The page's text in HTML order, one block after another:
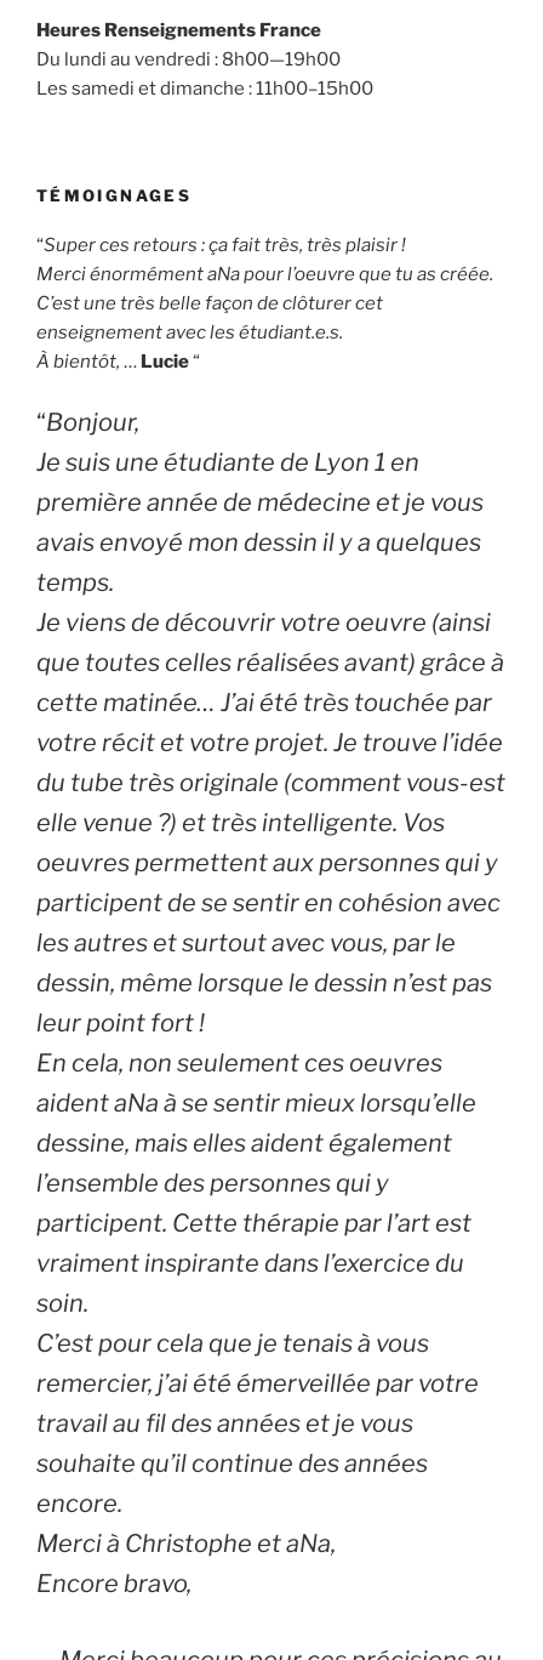
Heures Renseignements France
Du lundi au vendredi : 8h00—19h00
Les samedi et dimanche : 11h00–15h00
TÉMOIGNAGES
“Super ces retours : ça fait très, très plaisir !
Merci énormément aNa pour l’oeuvre que tu as créée.
C’est une très belle façon de clôturer cet
enseignement avec les étudiant.e.s.
À bientôt, … Lucie“
“Bonjour,
Je suis une étudiante de Lyon 1 en
première année de médecine et je vous
avais envoyé mon dessin il y a quelques
temps.
Je viens de découvrir votre oeuvre (ainsi
que toutes celles réalisées avant) grâce à
cette matinée… J’ai été très touchée par
votre récit et votre projet. Je trouve l’idée
du tube très originale (comment vous-est
elle venue ?) et très intelligente. Vos
oeuvres permettent aux personnes qui y
participent de se sentir en cohésion avec
les autres et surtout avec vous, par le
dessin, même lorsque le dessin n’est pas
leur point fort !
En cela, non seulement ces oeuvres
aident aNa à se sentir mieux lorsqu’elle
dessine, mais elles aident également
l’ensemble des personnes qui y
participent. Cette thérapie par l’art est
vraiment inspirante dans l’exercice du
soin.
C’est pour cela que je tenais à vous
remercier, j’ai été émerveillée par votre
travail au fil des années et je vous
souhaite qu’il continue des années
encore.
Merci à Christophe et aNa,
Encore bravo,